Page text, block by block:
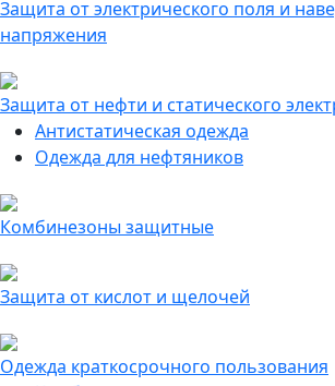
Защита от электрического поля и
напряжения
Защита от нефти и статического
Антистатическая одежда
Одежда для нефтяников
Комбинезоны защитные
Защита от кислот и щелочей
Одежда краткосрочного пользования